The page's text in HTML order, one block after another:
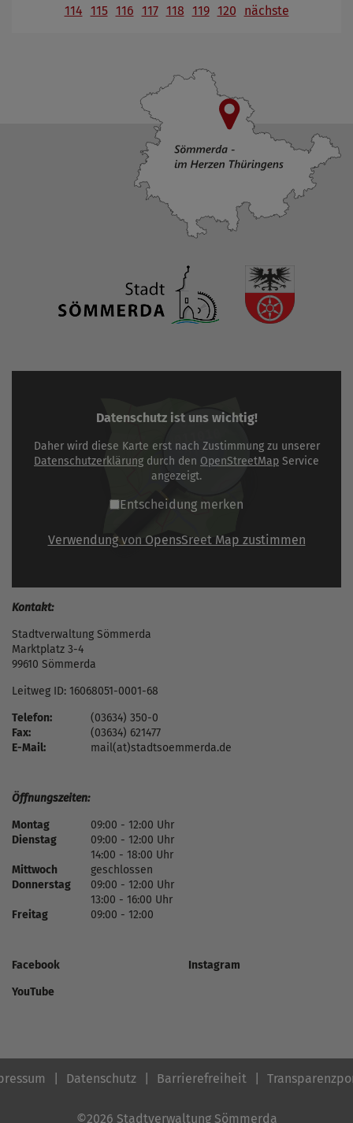
114 115 116 117 118 119 120 nächste
Datenschutz ist uns wichtig!
Daher wird diese Karte erst nach Zustimmung zu unserer
Datenschutzerklärung durch den OpenStreetMap Service
angezeigt.
Entscheidung merken
Verwendung von OpensSreet Map zustimmen
Kontakt:
Stadtverwaltung Sömmerda
Marktplatz 3-4
99610 Sömmerda
Leitweg ID: 16068051-0001-68
Telefon:
(03634) 350-0
Fax:
(03634) 621477
E-Mail:
mail(at)stadtsoemmerda.de
Öffnungszeiten:
Montag
09:00 - 12:00 Uhr
Dienstag
09:00 - 12:00 Uhr
14:00 - 18:00 Uhr
Mittwoch
geschlossen
Donnerstag
09:00 - 12:00 Uhr
13:00 - 16:00 Uhr
Freitag
09:00 - 12:00
Facebook
Instagram
YouTube
Datenschutz Barrierefreiheit
©2026 Stadtverwaltung Sömmerda